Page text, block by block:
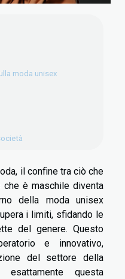
moda unisex
il confine tra ciò che
è maschile diventa
della moda unisex
i limiti, sfidando le
del genere. Questo
e innovativo,
del settore della
questa